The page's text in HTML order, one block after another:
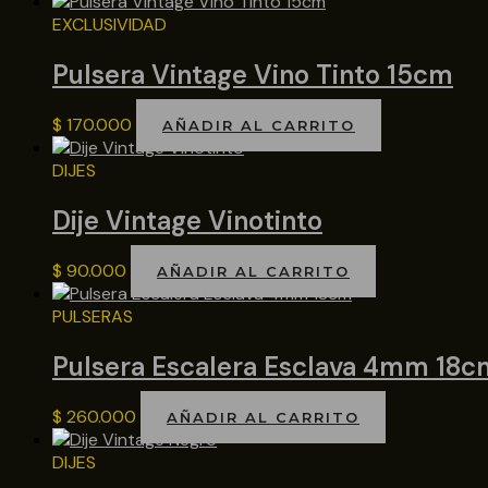
EXCLUSIVIDAD
Pulsera Vintage Vino Tinto 15cm
$ 170.000 AÑADIR AL CARRITO
DIJES
Dije Vintage Vinotinto
$ 90.000 AÑADIR AL CARRITO
PULSERAS
Pulsera Escalera Esclava 4mm
$ 260.000 AÑADIR AL CARRITO
DIJES